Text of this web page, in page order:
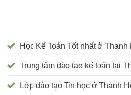
Học Kế Toán Tốt nhất ở Thanh
Trung tâm đào tạo kế toán tại
Lớp đào tạo Tin học ở Thanh